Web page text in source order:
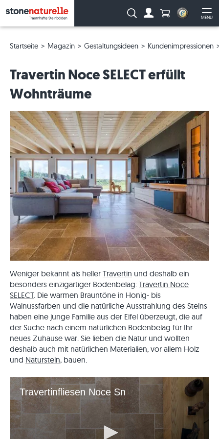
MENU
Suche: Anzahl
Startseite Magazin Gestaltungsideen Kundenimpressionen
Travertin Noce SELECT erfüllt
Wohnträume
Weniger bekannt als heller Travertin und deshalb ein
besonders einzigartiger Bodenbelag: Travertin Noce
SELECT. Die warmen Brauntöne in Honig- bis
Walnussfarben und die natürliche Ausstrahlung des Steins
haben eine junge Familie aus der Eifel überzeugt, die auf
der Suche nach einem natürlichen Bodenbelag für Ihr
neues Zuhause war. Sie lieben die Natur und wollten
deshalb auch mit natürlichen Materialien, vor allem Holz
und Naturstein, bauen.
Travertinfliesen Noce Sn